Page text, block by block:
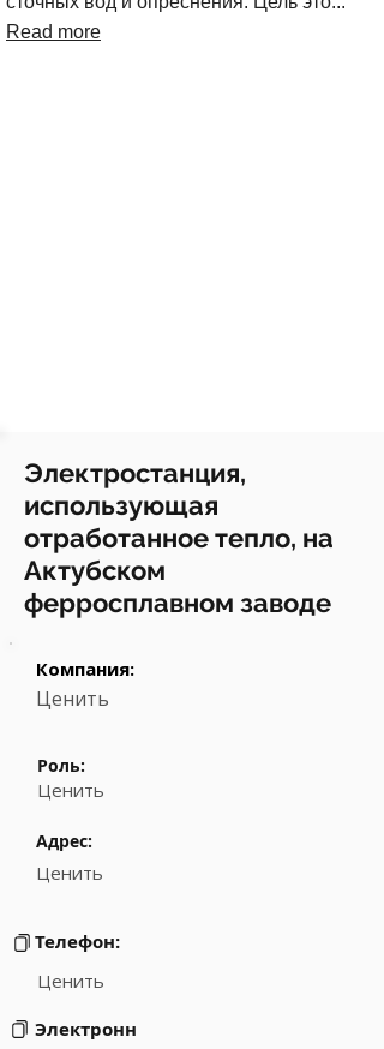
Read more
Электростанция,
использующая
отработанное тепло, на
Актубском
ферросплавном заводе
Компания:
Ценить
Роль:
Ценить
Адрес:
Ценить
Телефон:
Ценить
Электронн